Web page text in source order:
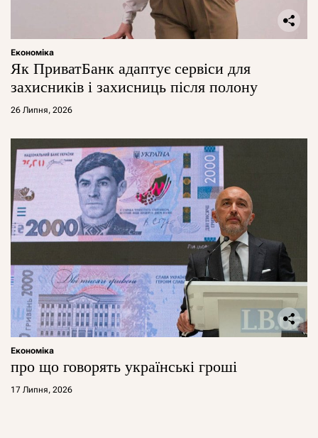
Економіка
Як ПриватБанк адаптує сервіси для
захисників і захисниць після полону
26 Липня, 2026
Економіка
про що говорять українські гроші
17 Липня, 2026